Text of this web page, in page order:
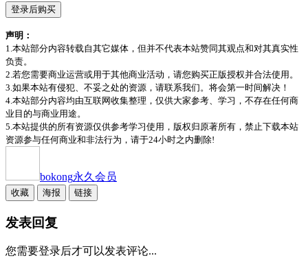
登录后购买
声明：
1.本站部分内容转载自其它媒体，但并不代表本站赞同其观点和对其真实性
负责。
2.若您需要商业运营或用于其他商业活动，请您购买正版授权并合法使用。
3.如果本站有侵犯、不妥之处的资源，请联系我们。将会第一时间解决！
4.本站部分内容均由互联网收集整理，仅供大家参考、学习，不存在任何商
业目的与商业用途。
5.本站提供的所有资源仅供参考学习使用，版权归原著所有，禁止下载本站
资源参与任何商业和非法行为，请于24小时之内删除!
bokong永久会员
收藏 海报 链接
发表回复
您需要登录后才可以发表评论...